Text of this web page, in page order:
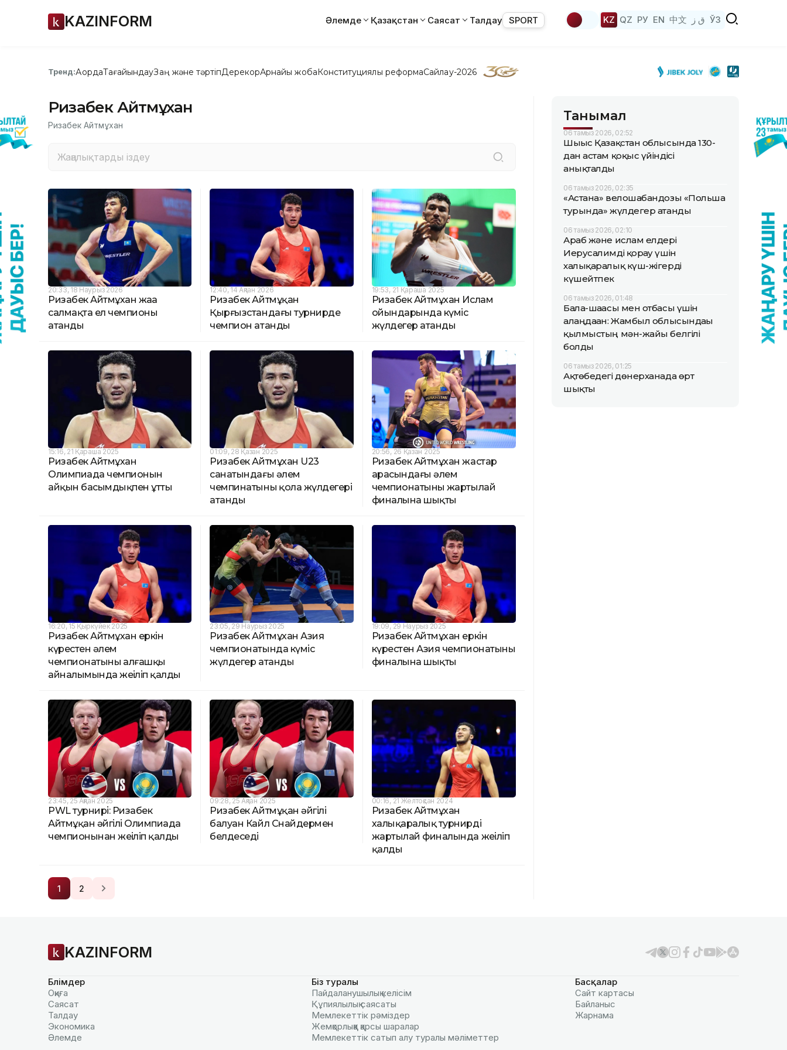
KAZINFORM Әлемде Қазақстан Саясат Талдау SPORT KZ QZ РУ EN 中文 ق ز ЎЗ
Тренд:АқордаТағайындауЗаң және тәртіпДерекқорАрнайы жобаКонституциялық реформаСайлау-2026
Ризабек Айтмұхан
Ризабек Айтмұхан
20:33, 18 Наурыз 2026
Ризабек Айтмұхан жаңа
салмақта ел чемпионы
атанды
12:40, 14 Ақпан 2026
Ризабек Айтмұқан
Қырғызстандағы турнирде
чемпион атанды
19:53, 21 Қараша 2025
Ризабек Айтмұхан Ислам
ойындарында күміс
жүлдегер атанды
15:16, 21 Қараша 2025
Ризабек Айтмұхан
Олимпиада чемпионын
айқын басымдықпен ұтты
01:09, 28 Қазан 2025
Ризабек Айтмұхан U23
санатындағы әлем
чемпинатының қола жүлдегері
атанды
20:56, 26 Қазан 2025
Ризабек Айтмұхан жастар
арасындағы әлем
чемпионатының жартылай
финалына шықты
16:20, 15 Қыркүйек 2025
Ризабек Айтмұхан еркін
күрестен әлем
чемпионатының алғашқы
айналымында жеңіліп қалды
23:05, 29 Наурыз 2025
Ризабек Айтмұхан Азия
чемпионатында күміс
жүлдегер атанды
19:09, 29 Наурыз 2025
Ризабек Айтмұхан еркін
күрестен Азия чемпионатының
финалына шықты
23:45, 25 Ақпан 2025
PWL турнирі: Ризабек
Айтмұқан әйгілі Олимпиада
чемпионынан жеңіліп қалды
09:28, 25 Ақпан 2025
Ризабек Айтмұқан әйгілі
балуан Кайл Снайдермен
белдеседі
00:16, 21 Желтоқсан 2024
Ризабек Айтмұхан
халықаралық турнирдің
жартылай финалында жеңіліп
қалды
1 2
Танымал
06 тамыз 2026, 02:52
Шығыс Қазақстан облысында 130-
дан астам қоқыс үйіндісі
анықталды
06 тамыз 2026, 02:35
«Астана» велошабандозы «Польша
турында» жүлдегер атанды
06 тамыз 2026, 02:10
Араб және ислам елдері
Иерусалимді қорғау үшін
халықаралық күш-жігерді
күшейтпек
06 тамыз 2026, 01:48
Бала-шағасы мен отбасы үшін
алаңдаған: Жамбыл облысындағы
қылмыстың мән-жайы белгілі
болды
06 тамыз 2026, 01:25
Ақтөбедегі дөнерханада өрт
шықты
KAZINFORM
Бөлімдер
Оқиға
Саясат
Талдау
Экономика
Әлемде
Біз туралы
Пайдаланушылық келiciм
Құпиялылық саясаты
Мемлекеттік рәміздер
Жемқорлыққа қарсы шаралар
Мемлекеттік сатып алу туралы мәлiметтер
Басқалар
Сайт картасы
Байланыс
Жарнама